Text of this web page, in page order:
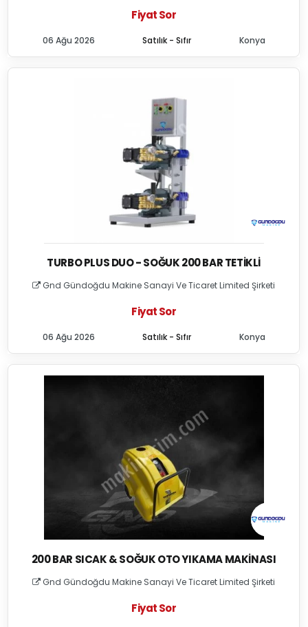
Fiyat Sor
Satılık - Sıfır
06 Ağu 2026 Konya
TURBO PLUS DUO - SOĞUK 200 BAR TETIKLI
Gnd Gündoğdu Makine Sanayi Ve Ticaret Limited Şirketi
Fiyat Sor
Satılık - Sıfır
06 Ağu 2026 Konya
200 BAR SICAK & SOĞUK OTO YIKAMA MAKINASI
Gnd Gündoğdu Makine Sanayi Ve Ticaret Limited Şirketi
Fiyat Sor